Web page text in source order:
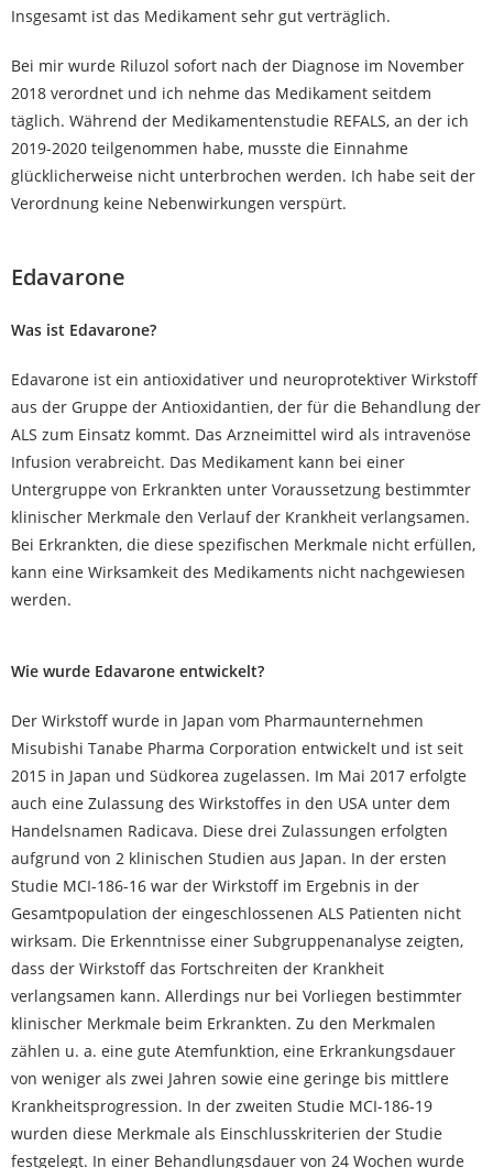
Insgesamt ist das Medikament sehr gut verträglich.
Bei mir wurde Riluzol sofort nach der Diagnose im November
2018 verordnet und ich nehme das Medikament seitdem
täglich. Während der Medikamentenstudie REFALS, an der ich
2019-2020 teilgenommen habe, musste die Einnahme
glücklicherweise nicht unterbrochen werden. Ich habe seit der
Verordnung keine Nebenwirkungen verspürt.
Edavarone
Was ist Edavarone?
Edavarone ist ein antioxidativer und neuroprotektiver Wirkstoff
aus der Gruppe der Antioxidantien, der für die Behandlung der
ALS zum Einsatz kommt. Das Arzneimittel wird als intravenöse
Infusion verabreicht. Das Medikament kann bei einer
Untergruppe von Erkrankten unter Voraussetzung bestimmter
klinischer Merkmale den Verlauf der Krankheit verlangsamen.
Bei Erkrankten, die diese spezifischen Merkmale nicht erfüllen,
kann eine Wirksamkeit des Medikaments nicht nachgewiesen
werden.
Wie wurde Edavarone entwickelt?
Der Wirkstoff wurde in Japan vom Pharmaunternehmen
Misubishi Tanabe Pharma Corporation entwickelt und ist seit
2015 in Japan und Südkorea zugelassen. Im Mai 2017 erfolgte
auch eine Zulassung des Wirkstoffes in den USA unter dem
Handelsnamen Radicava. Diese drei Zulassungen erfolgten
aufgrund von 2 klinischen Studien aus Japan. In der ersten
Studie MCI-186-16 war der Wirkstoff im Ergebnis in der
Gesamtpopulation der eingeschlossenen ALS Patienten nicht
wirksam. Die Erkenntnisse einer Subgruppenanalyse zeigten,
dass der Wirkstoff das Fortschreiten der Krankheit
verlangsamen kann. Allerdings nur bei Vorliegen bestimmter
klinischer Merkmale beim Erkrankten. Zu den Merkmalen
zählen u. a. eine gute Atemfunktion, eine Erkrankungsdauer
von weniger als zwei Jahren sowie eine geringe bis mittlere
Krankheitsprogression. In der zweiten Studie MCI-186-19
wurden diese Merkmale als Einschlusskriterien der Studie
festgelegt. In einer Behandlungsdauer von 24 Wochen wurde